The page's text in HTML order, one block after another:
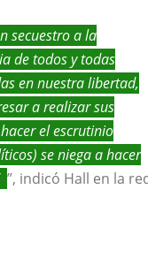
secuestro a la
de todos y todas
en nuestra libertad,
a realizar sus
el escrutinio
se niega a hacer
”, indicó Hall en la